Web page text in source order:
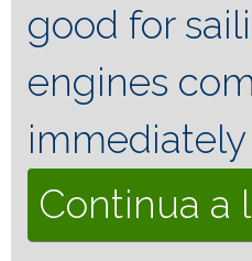
good for
engines
immediately
Continua a